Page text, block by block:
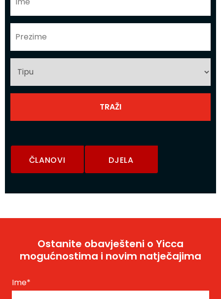
ČLANOVI DJELA
Ostanite obavješteni o Yicca
mogućnostima i novim natječajima
Ime*